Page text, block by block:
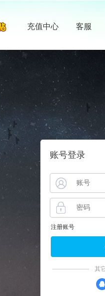
充值中心 客服
账号登录
注册账号
其